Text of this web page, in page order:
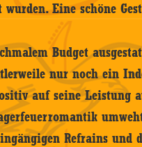
Eine schöne
Budget
nur noch ein
auf seine Leistung
Refrains und